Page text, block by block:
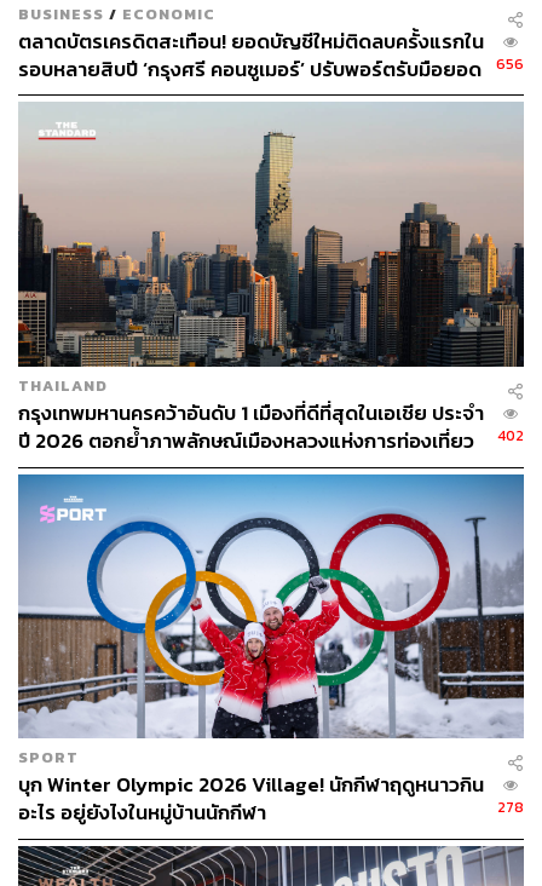
The Vibe
ห้องอาหารนี้ตั้งอยู่บนชั้น 9 ของโรงแรม Aman Nai Lert
Bangkok ให้บรรยากาศโปร่งสบายด้วยแสงธรรมชาติในเวลา
กลางวัน และเปลี่ยนเป็นพื้นที่อบอุ่นและหรูหราในช่วงกลาง
คืน การตกแต่งภายในผสมผสานความงามแบบอิตาเลียนกับ
เสน่ห์ของศิลปะไทยที่ถูกดัดแปลงมาให้ร่วมสมัยได้อย่างลงตัว
บรรยากาศโดยรวมทำให้รู้สึกสงบ และเป็นกันเอง เหมาะกับ
การชวนเพื่อนและคนในครอบครัวมานั่งทานอาหารร่วมกัน
BUSINESS / ECONOMIC
ตลาดบัตรเครดิตสะเทือน! ยอดบัญชีใหม่ติดลบครั้งแรกใน
รอบหลายสิบปี ‘กรุงศรี คอนซูเมอร์’ ปรับพอร์ตรับมือยอด
รูด ‘ถี่แต่เล็ก’ เตรียมส่งนวัตกรรมชำระเงินใหม่เขย่าตลาด
ช่วงปลายปี 2569
656
THAILAND
กรุงเทพมหานครคว้าอันดับ 1 เมืองที่ดีที่สุดในเอเชีย ประจำ
ปี 2026 ตอกย้ำภาพลักษณ์เมืองหลวงแห่งการท่องเที่ยว
ระดับโลก
402
SPORT
บุก Winter Olympic 2026 Village! นักกีฬาฤดูหนาวกิน
อะไร อยู่ยังไงในหมู่บ้านนักกีฬา
278